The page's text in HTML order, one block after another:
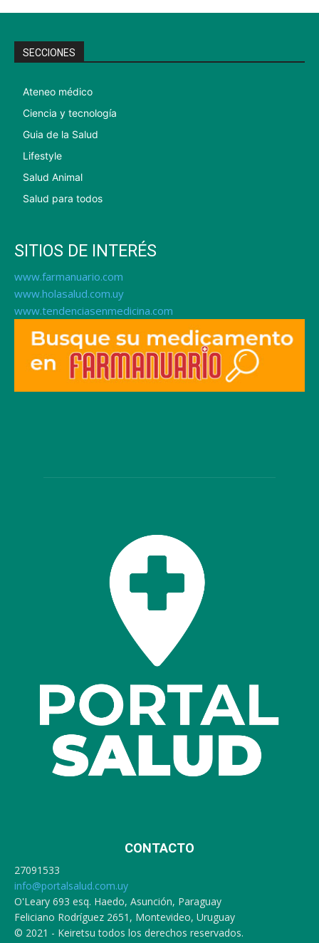
SECCIONES
Ateneo médico
Ciencia y tecnología
Guia de la Salud
Lifestyle
Salud Animal
Salud para todos
SITIOS DE INTERÉS
www.farmanuario.com
www.holasalud.com.uy
www.tendenciasenmedicina.com
CONTACTO
27091533
info@portalsalud.com.uy
O'Leary 693 esq. Haedo, Asunción, Paraguay
Feliciano Rodríguez 2651, Montevideo, Uruguay
© 2021 - Keiretsu todos los derechos reservados.